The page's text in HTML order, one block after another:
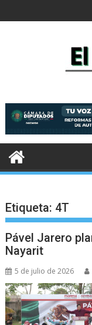
al
Etiqueta: 4T
Pável Jarero
Nayarit
5 de julio de 2026